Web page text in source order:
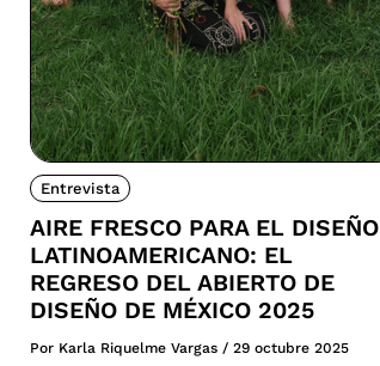
Entrevista
AIRE FRESCO PARA EL DISEÑO
LATINOAMERICANO: EL
REGRESO DEL ABIERTO DE
DISEÑO DE MÉXICO 2025
Por Karla Riquelme Vargas / 29 octubre 2025